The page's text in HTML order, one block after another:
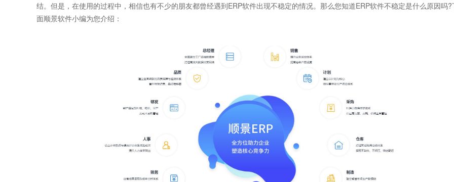
结。但是，在使用的过程中，相信也有不少的朋友都曾经遇到ERP软件出现不稳定的情况。那么您知道ERP软件不稳定是什么原因吗?
面顺景软件小编为您介绍：